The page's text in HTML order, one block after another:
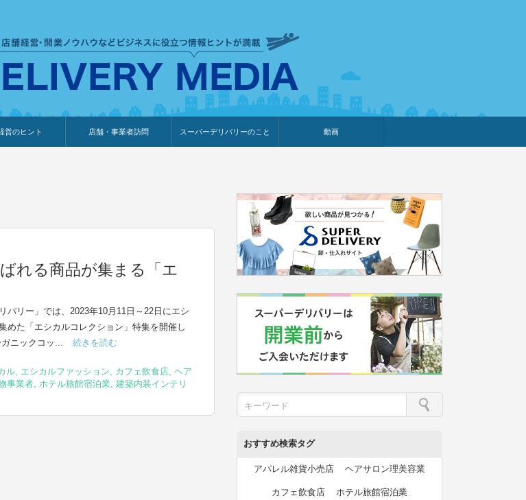
営のヒント 店舗・事業者訪問 スーパーデリバリーのこと 動画
れる商品が集まる「エ
バリー」では、2023年10月11日～22日にエシ
めた「エシカルコレクション」特集を開催し
ニックコッ...
続きを読む
ル, エシカルファッション, カフェ飲食店, ヘア
事業者, ホテル旅館宿泊業, 建築内装インテリ
おすすめ検索タグ
アパレル雑貨小売店 ヘアサロン理美容業
カフェ飲食店 ホテル旅館宿泊業